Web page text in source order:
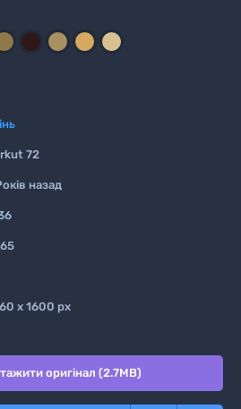
72
назад
x 1600 px
оригінал (2.7MB)